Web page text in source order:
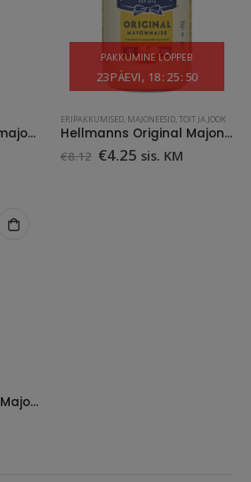
Hellmanns Original majonees 405ml
PAKKUMINE LÕPPEB
23PÄEVI 18: 25: 50
ERIPAKKUMISED, MAJONEESID,TOIT JA JOOK
Hellmanns Original Majonees 855ml
€8.12 Algne
€4.25Praegune
sis. KM
Hellmann´s Original Majonees 625ml